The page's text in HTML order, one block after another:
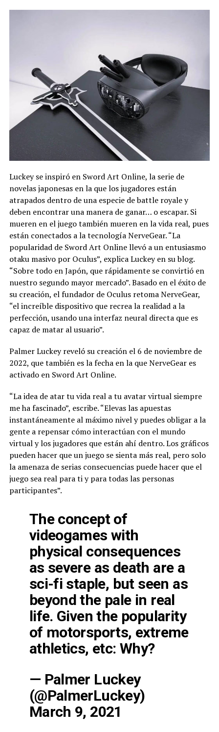
Luckey se inspiró en Sword Art Online, la serie de
novelas japonesas en la que los jugadores están
atrapados dentro de una especie de battle royale y
deben encontrar una manera de ganar… o escapar. Si
mueren en el juego también mueren en la vida real, pues
están conectados a la tecnología NerveGear. “La
popularidad de Sword Art Online llevó a un entusiasmo
otaku masivo por Oculus”, explica Luckey en su blog.
“Sobre todo en Japón, que rápidamente se convirtió en
nuestro segundo mayor mercado”. Basado en el éxito de
su creación, el fundador de Oculus retoma NerveGear,
“el increíble dispositivo que recrea la realidad a la
perfección, usando una interfaz neural directa que es
capaz de matar al usuario”.
Palmer Luckey reveló su creación el 6 de noviembre de
2022, que también es la fecha en la que NerveGear es
activado en Sword Art Online.
“La idea de atar tu vida real a tu avatar virtual siempre
me ha fascinado”, escribe. “Elevas las apuestas
instantáneamente al máximo nivel y puedes obligar a la
gente a repensar cómo interactúan con el mundo
virtual y los jugadores que están ahí dentro. Los gráficos
pueden hacer que un juego se sienta más real, pero solo
la amenaza de serias consecuencias puede hacer que el
juego sea real para ti y para todas las personas
participantes”.
The concept of
videogames with
physical consequences
as severe as death are a
sci-fi staple, but seen as
beyond the pale in real
life. Given the popularity
of motorsports, extreme
athletics, etc: Why?
— Palmer Luckey
(@PalmerLuckey)
March 9, 2021